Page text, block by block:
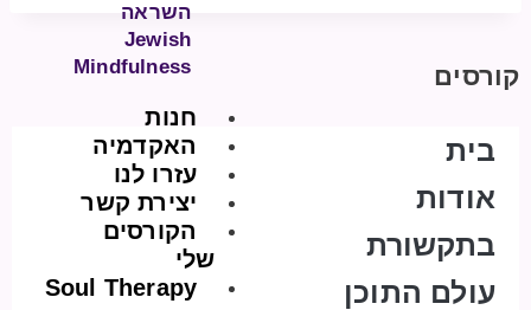
השראה
Jewish
Mindfulness
חנות
האקדמיה
עזרו לנו
יצירת קשר
הקורסים
שלי
Soul Therapy
קורסים
בית
אודות
בתקשורת
עולם התוכן